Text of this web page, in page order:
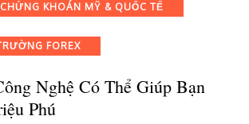
nghệ
thể
Bạn
Trở
thành
KHOÁN MỸ & QUỐC TẾ
FOREX
Nghệ Có Thể Giúp Bạn
Phú